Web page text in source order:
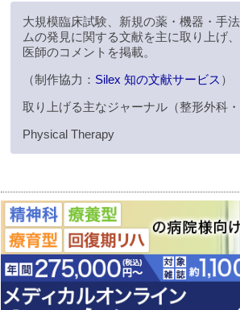
大規模臨床試験、新規の薬・機器・手
ムの発見に関する文献を主に取り上げ
医師のコメントを掲載。
（制作協力： Silex 知の文献サービス ）
取り上げる主なジャーナル（整形外科・
Physical Therapy